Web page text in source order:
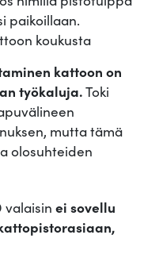
paikoillaan.
koukusta
kattoon on
työkaluja.Toki
mutta tämä
olosuhteiden
valaisin ei sovellu